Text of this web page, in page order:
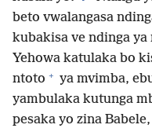
beto vwalangasa
kubakisa ve ndinga ya
Yehowa katulaka bo
ntoto + ya mvimba,
yambulaka kutunga
pesaka yo zina Babele,